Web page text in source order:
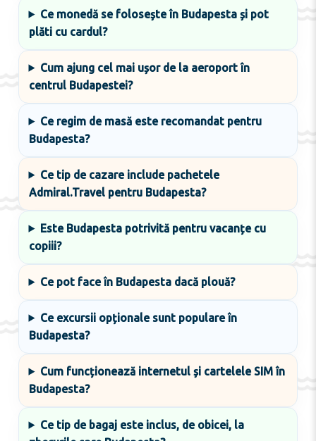
Ce monedă se folosește în Budapesta și pot
plăti cu cardul?
Cum ajung cel mai ușor de la aeroport în
centrul Budapestei?
Ce regim de masă este recomandat pentru
Budapesta?
Ce tip de cazare include pachetele
Admiral.Travel pentru Budapesta?
Este Budapesta potrivită pentru vacanțe cu
copiii?
Ce pot face în Budapesta dacă plouă?
Ce excursii opționale sunt populare în
Budapesta?
Cum funcționează internetul și cartelele SIM în
Budapesta?
Ce tip de bagaj este inclus, de obicei, la